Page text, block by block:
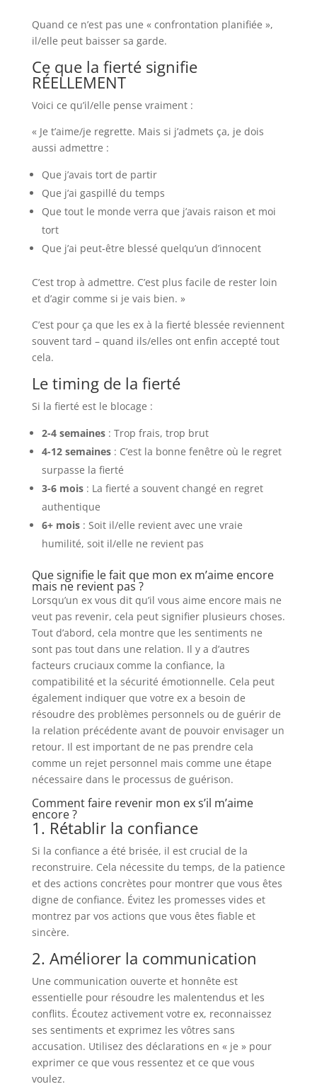
Quand ce n’est pas une « confrontation planifiée »,
il/elle peut baisser sa garde.
Ce que la fierté signifie
RÉELLEMENT
Voici ce qu’il/elle pense vraiment :
« Je t’aime/je regrette. Mais si j’admets ça, je dois
aussi admettre :
Que j’avais tort de partir
Que j’ai gaspillé du temps
Que tout le monde verra que j’avais raison et moi
tort
Que j’ai peut-être blessé quelqu’un d’innocent
C’est trop à admettre. C’est plus facile de rester loin
et d’agir comme si je vais bien. »
C’est pour ça que les ex à la fierté blessée reviennent
souvent tard – quand ils/elles ont enfin accepté tout
cela.
Le timing de la fierté
Si la fierté est le blocage :
2-4 semaines: Trop frais, trop brut
4-12 semaines: C’est la bonne fenêtre où le regret
surpasse la fierté
3-6 mois: La fierté a souvent changé en regret
authentique
6+ mois: Soit il/elle revient avec une vraie
humilité, soit il/elle ne revient pas
Que signifie le fait que mon ex m’aime encore
mais ne revient pas ?
Lorsqu’un ex vous dit qu’il vous aime encore mais ne
veut pas revenir, cela peut signifier plusieurs choses.
Tout d’abord, cela montre que les sentiments ne
sont pas tout dans une relation. Il y a d’autres
facteurs cruciaux comme la confiance, la
compatibilité et la sécurité émotionnelle. Cela peut
également indiquer que votre ex a besoin de
résoudre des problèmes personnels ou de guérir de
la relation précédente avant de pouvoir envisager un
retour. Il est important de ne pas prendre cela
comme un rejet personnel mais comme une étape
nécessaire dans le processus de guérison.
Comment faire revenir mon ex s’il m’aime
encore ?
1. Rétablir la confiance
Si la confiance a été brisée, il est crucial de la
reconstruire. Cela nécessite du temps, de la patience
et des actions concrètes pour montrer que vous êtes
digne de confiance. Évitez les promesses vides et
montrez par vos actions que vous êtes fiable et
sincère.
2. Améliorer la communication
Une communication ouverte et honnête est
essentielle pour résoudre les malentendus et les
conflits. Écoutez activement votre ex, reconnaissez
ses sentiments et exprimez les vôtres sans
accusation. Utilisez des déclarations en « je » pour
exprimer ce que vous ressentez et ce que vous
voulez.